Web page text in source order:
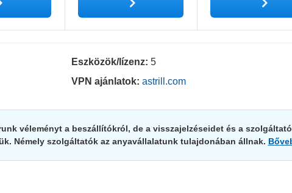
Eszközök/lízenz: 5
VPN ajánlatok: astrill.com
véleményt a beszállítókról, de a visszajelzéseidet és a
Némely szolgáltatók az anyavállalatunk tulajdonában állnak.